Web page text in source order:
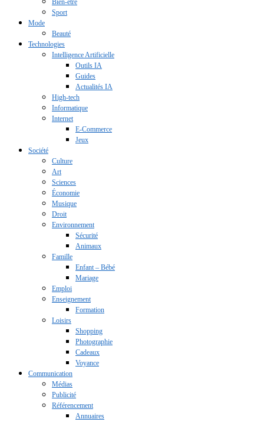
Bien-être
Sport
Mode
Beauté
Technologies
Intelligence Artificielle
Outils IA
Guides
Actualités IA
High-tech
Informatique
Internet
E-Commerce
Jeux
Société
Culture
Art
Sciences
Économie
Musique
Droit
Environnement
Sécurité
Animaux
Famille
Enfant – Bébé
Mariage
Emploi
Enseignement
Formation
Loisirs
Shopping
Photographie
Cadeaux
Voyance
Communication
Médias
Publicité
Référencement
Annuaires